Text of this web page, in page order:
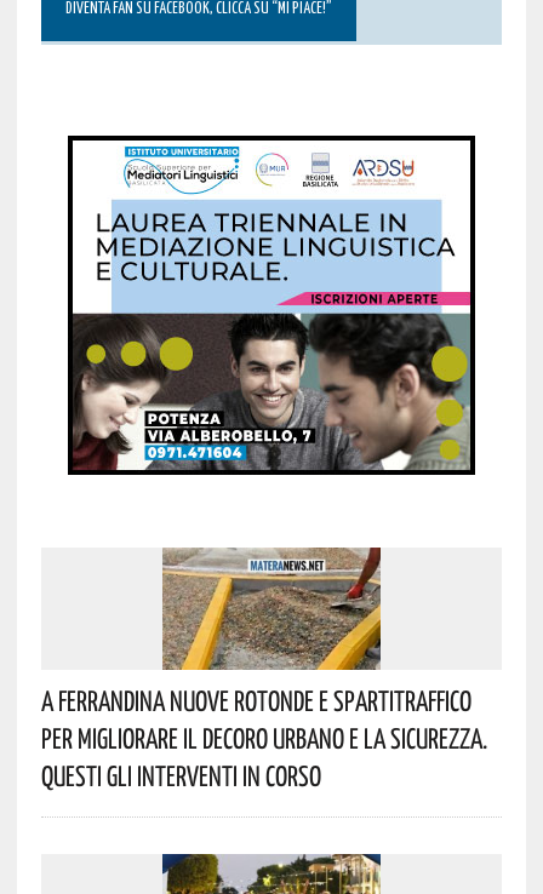
DIVENTA FAN SU FACEBOOK, CLICCA SU “MI PIACE!”
A Ferrandina Nuove Rotonde E Spartitraffico
Per Migliorare Il Decoro Urbano E La Sicurezza.
Questi Gli Interventi In Corso